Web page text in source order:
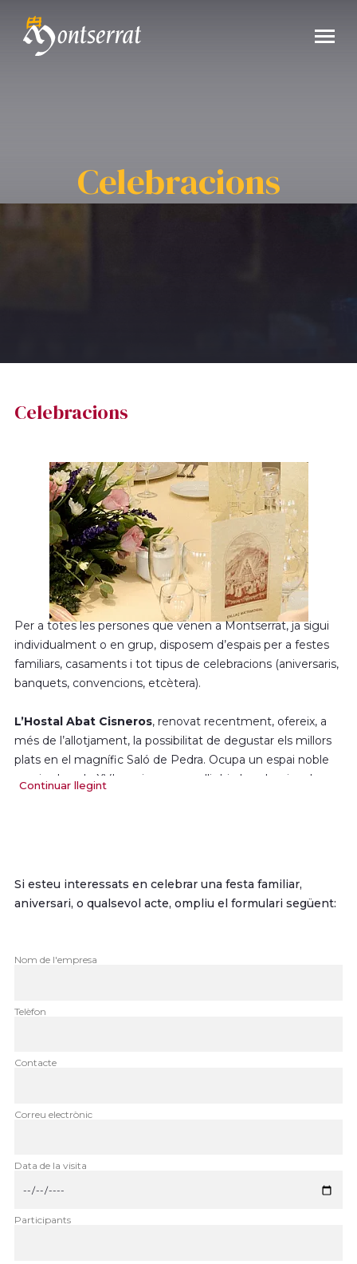
Celebracions
Celebracions
Per a totes les persones que venen a Montserrat, ja sigui
individualment o en grup, disposem d’espais per a festes
familiars, casaments i tot tipus de celebracions (aniversaris,
banquets, convencions, etcètera).
L’Hostal Abat Cisneros, renovat recentment, ofereix, a
més de l’allotjament, la possibilitat de degustar els millors
plats en el magnífic Saló de Pedra. Ocupa un espai noble
que ja al segle XVI servia per a acollir-hi els pelegrins de
Compta amb diversos salons de dimensions àmplies. El
més gran, amb una capacitat per a un màxim de 900
Continuar llegint
Si esteu interessats en celebrar una festa familiar,
aniversari, o qualsevol acte, ompliu el formulari següent:
Nom de l'empresa
Telèfon
Contacte
Correu electrònic
Data de la visita
Participants